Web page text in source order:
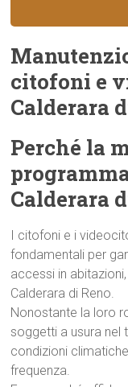
citofoni e
Calderara
Perché la
Calderara
I citofoni e i
fondamentali per
accessi in
Calderara di Reno.
Nonostante la loro
soggetti a usura
condizioni
frequenza.